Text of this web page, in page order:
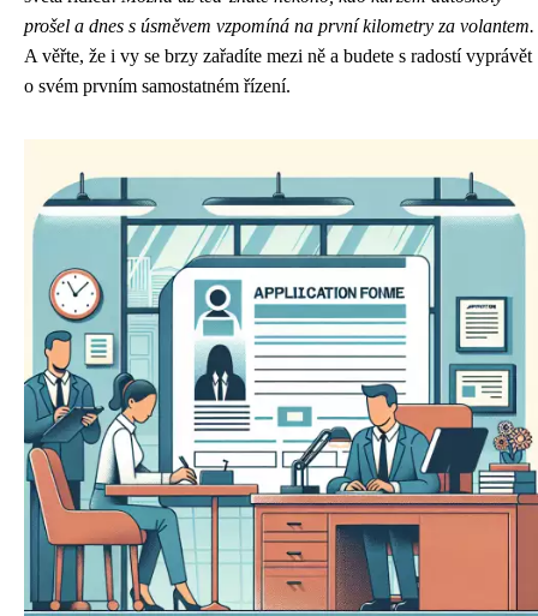
prošel a dnes s úsměvem vzpomíná na první kilometry za volantem.
A věřte, že i vy se brzy zařadíte mezi ně a budete s radostí vyprávět
o svém prvním samostatném řízení.